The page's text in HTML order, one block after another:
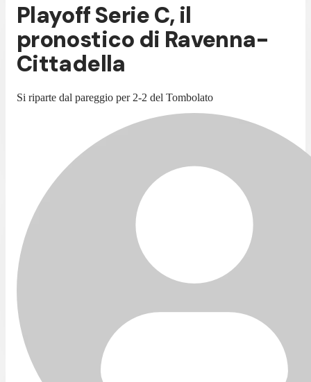
Playoff Serie C, il
pronostico di Ravenna-
Cittadella
Si riparte dal pareggio per 2-2 del Tombolato